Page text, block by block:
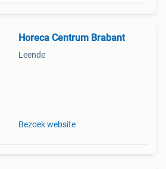
Horeca Centrum Brabant
Leende
Bezoek website